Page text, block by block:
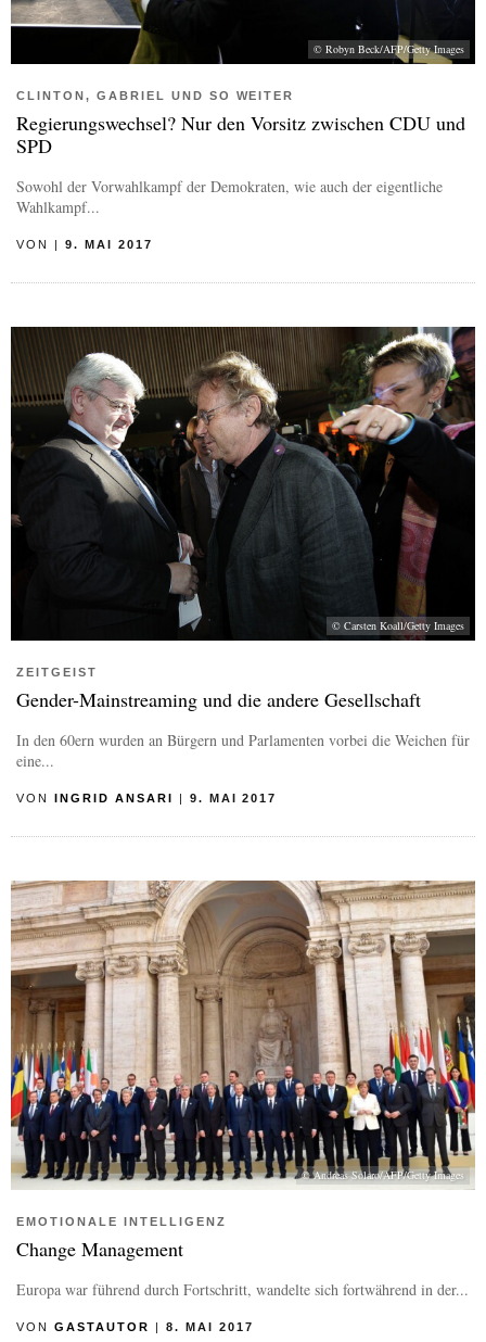
© Robyn Beck/AFP/Getty Images
CLINTON, GABRIEL UND SO WEITER
Regierungswechsel? Nur den Vorsitz zwischen CDU und
SPD
Sowohl der Vorwahlkampf der Demokraten, wie auch der eigentliche
Wahlkampf...
VON | 9. MAI 2017
© Carsten Koall/Getty Images
ZEITGEIST
Gender-Mainstreaming und die andere Gesellschaft
In den 60ern wurden an Bürgern und Parlamenten vorbei die Weichen für
eine...
VON INGRID ANSARI | 9. MAI 2017
© Andreas Solaro/AFP/Getty Images
EMOTIONALE INTELLIGENZ
Change Management
Europa war führend durch Fortschritt, wandelte sich fortwährend in der...
VON GASTAUTOR | 8. MAI 2017